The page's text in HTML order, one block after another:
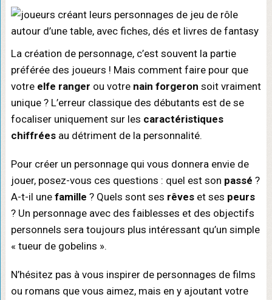
La création de personnage, c’est souvent la partie
préférée des joueurs ! Mais comment faire pour que
votre elfe ranger ou votre nain forgeron soit vraiment
unique ? L’erreur classique des débutants est de se
focaliser uniquement sur les caractéristiques
chiffréesau détriment de la personnalité.
Pour créer un personnage qui vous donnera envie de
jouer, posez-vous ces questions : quel est son passé ?
A-t-il une famille ? Quels sont ses rêveset ses peurs
? Un personnage avec des faiblesses et des objectifs
personnels sera toujours plus intéressant qu’un simple
« tueur de gobelins ».
N’hésitez pas à vous inspirer de personnages de films
ou romans que vous aimez, mais en y ajoutant votre